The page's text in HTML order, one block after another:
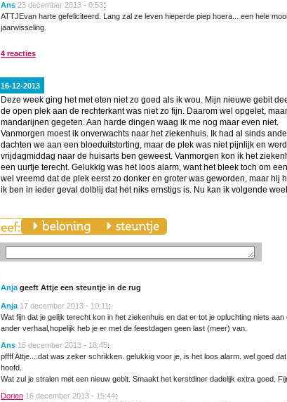
Ans 23 december 2013 - 0:53:
ATTJEvan harte gefeliciteerd. Lang zal ze leven hieperde piep hoera... een hele
jaarwisseling.
4 reacties
16-12-2013
Deze week ging het met eten niet zo goed als ik wou. Mijn nieuwe gebit
de open plek aan de rechterkant was niet zo fijn. Daarom wel opgelet,
mandarijnen gegeten. Aan harde dingen waag ik me nog maar even niet.
Vanmorgen moest ik onverwachts naar het ziekenhuis. Ik had al sinds
dachten we aan een bloeduitstorting, maar de plek was niet pijnlijk en
vrijdagmiddag naar de huisarts ben geweest. Vanmorgen kon ik het
een uurtje terecht. Gelukkig was het loos alarm, want het bleek toch om
wel vreemd dat de plek eerst zo donker en groter was geworden, maar hij
ik ben in ieder geval dolblij dat het niks ernstigs is. Nu kan ik volgende
Anja geeft Attje een steuntje in de rug
Anja 17 december 2013 - 10:11 :
Wat fijn dat je gelijk terecht kon in het ziekenhuis en dat er tot je opluchting niets
ander verhaal,hopelijk heb je er met de feestdagen geen last (meer) van.
Ans 16 december 2013 - 18:45:
pffff Attje....dat was zeker schrikken. gelukkig voor je, is het loos alarm. wel goed
hoofd.
Wat zul je stralen met een nieuw gebit. Smaakt het kerstdiner dadelijk extra goed.
Dorien 16 december 2013 - 15:44: